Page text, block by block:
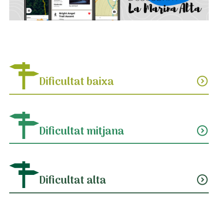
Dificultat baixa expand_circle_down
Dificultat mitjana expand_circle_down
Dificultat alta expand_circle_down